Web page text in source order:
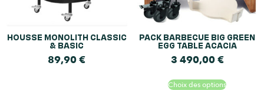
HOUSSE MONOLITH CLASSIC
& BASIC
89,90€
PACK BARBECUE BIG GREEN
EGG TABLE ACACIA
3 490,00€
Choix des options